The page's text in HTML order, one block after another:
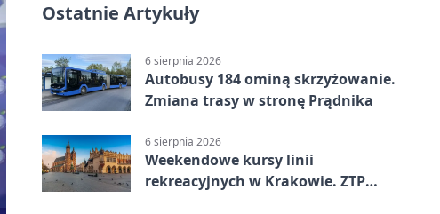
Ostatnie Artykuły
6 sierpnia 2026
Autobusy 184 ominą skrzyżowanie.
Zmiana trasy w stronę Prądnika
6 sierpnia 2026
Weekendowe kursy linii
rekreacyjnych w Krakowie. ZTP